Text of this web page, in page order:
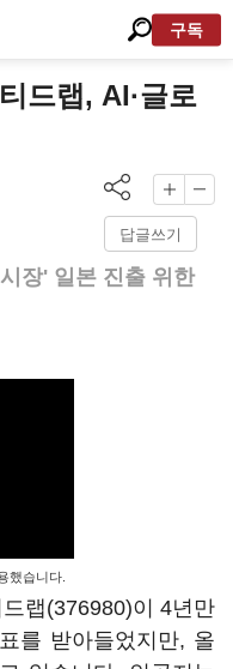
구독
드랩, AI·글로
답글쓰기
장' 일본 진출 위한
했습니다.
랩(376980)이 4년만
를 받아들었지만, 올